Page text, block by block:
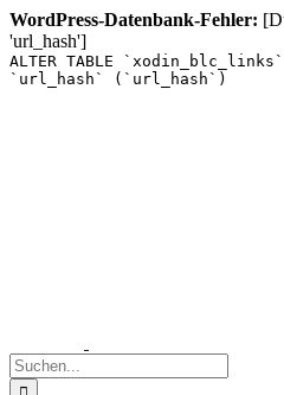
WordPress-Datenbank-Fehler:
'url_hash']
ALTER TABLE `xodin_blc_links`
`url_hash` (`url_hash`)
Suche
nach: